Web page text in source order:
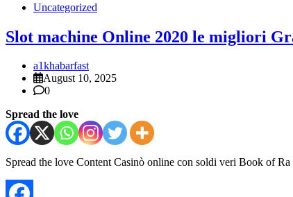
Uncategorized
Slot machine Online 2020 le migliori
a1khabarfast
August 10, 2025
0
Spread the love
Spread the love Content Casinò online con soldi veri Book of